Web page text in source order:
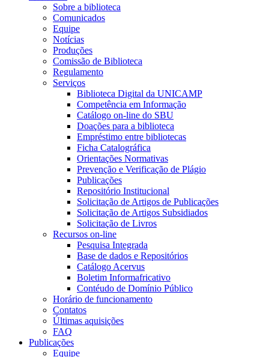
Sobre a biblioteca
Comunicados
Equipe
Notícias
Produções
Comissão de Biblioteca
Regulamento
Serviços
Biblioteca Digital da UNICAMP
Competência em Informação
Catálogo on-line do SBU
Doações para a biblioteca
Empréstimo entre bibliotecas
Ficha Catalográfica
Orientações Normativas
Prevenção e Verificação de Plágio
Publicações
Repositório Institucional
Solicitação de Artigos de Publicações
Solicitação de Artigos Subsidiados
Solicitação de Livros
Recursos on-line
Pesquisa Integrada
Base de dados e Repositórios
Catálogo Acervus
Boletim Informafricativo
Contéudo de Domínio Público
Horário de funcionamento
Contatos
Últimas aquisições
FAQ
Publicações
Equipe